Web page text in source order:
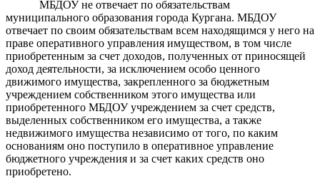
МБДОУ не отвечает по обязательствам
муниципального образования города Кургана. МБДОУ
отвечает по своим обязательствам всем находящимся у него на
праве оперативного управления имуществом, в том числе
приобретенным за счет доходов, полученных от приносящей
доход деятельности, за исключением особо ценного
движимого имущества, закрепленного за бюджетным
учреждением собственником этого имущества или
приобретенного МБДОУ учреждением за счет средств,
выделенных собственником его имущества, а также
недвижимого имущества независимо от того, по каким
основаниям оно поступило в оперативное управление
бюджетного учреждения и за счет каких средств оно
приобретено.